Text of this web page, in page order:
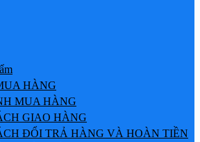
HÀNG
MUA HÀNG
GIAO HÀNG
ĐỔI TRẢ HÀNG VÀ HOÀN TIỀN